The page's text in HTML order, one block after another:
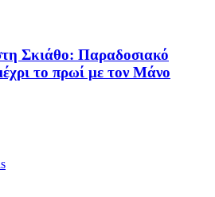
Σκιάθο: Παραδοσιακό
το πρωί με τον Μάνο